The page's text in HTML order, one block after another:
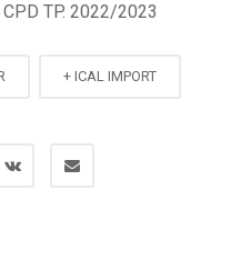
TP. 2022/2023
+ ICAL IMPORT